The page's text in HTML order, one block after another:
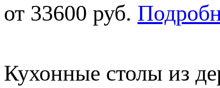
от 33600 руб.
Кухонные столы из